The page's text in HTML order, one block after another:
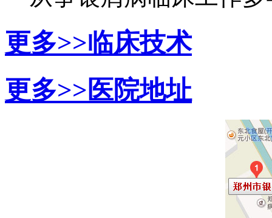
更多>>临床技术
更多>>医院地址